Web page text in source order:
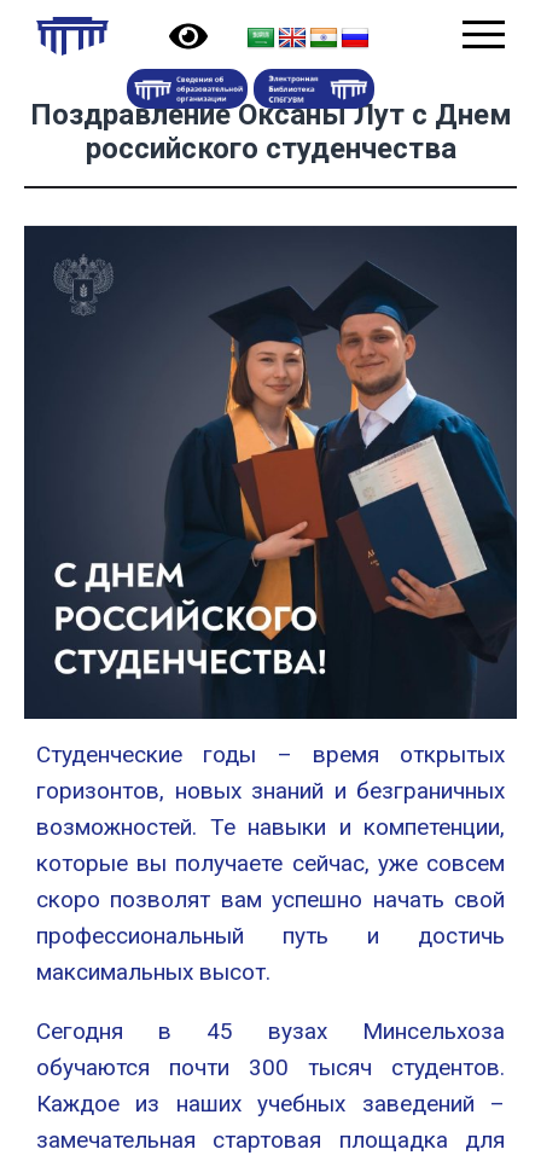
Поздравление Оксаны Лут с Днем
российского студенчества
Студенческие годы – время открытых
горизонтов, новых знаний и безграничных
возможностей. Те навыки и компетенции,
которые вы получаете сейчас, уже совсем
скоро позволят вам успешно начать свой
профессиональный путь и достичь
максимальных высот.
Сегодня в 45 вузах Минсельхоза
обучаются почти 300 тысяч студентов.
Каждое из наших учебных заведений –
замечательная стартовая площадка для